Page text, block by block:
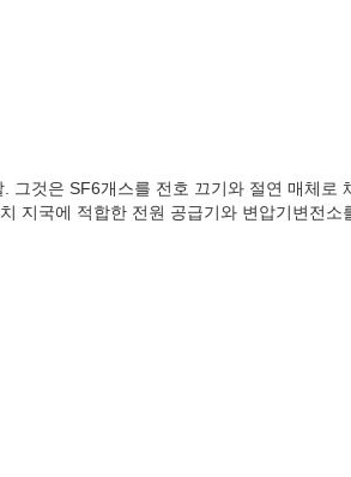
것은 SF6개스를 전호 끄기와 절연 매체
지국에 적합한 전원 공급기와 변압기변전